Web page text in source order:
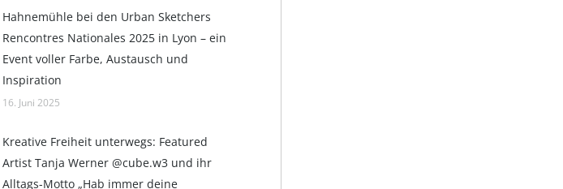
Hahnemühle bei den Urban Sketchers
Rencontres Nationales 2025 in Lyon – ein
Event voller Farbe, Austausch und
Inspiration
16. Juni 2025
Kreative Freiheit unterwegs: Featured
Artist Tanja Werner @cube.w3 und ihr
Alltags-Motto „Hab immer deine